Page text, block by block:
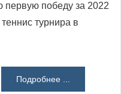
первую победу за 2022
турнира в
Подробнее ...